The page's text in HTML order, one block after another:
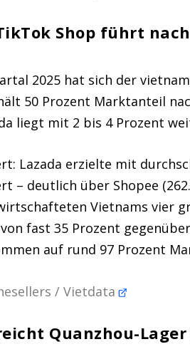
Shop führt
2025 hat sich der
50 Prozent Marktanteil
liegt mit 2 bis 4 Prozent
Lazada erzielte mit
– deutlich über Shopee
Vietnams vier
fast 35 Prozent
auf rund 97 Prozent
/ Vietdata
Quanzhou-